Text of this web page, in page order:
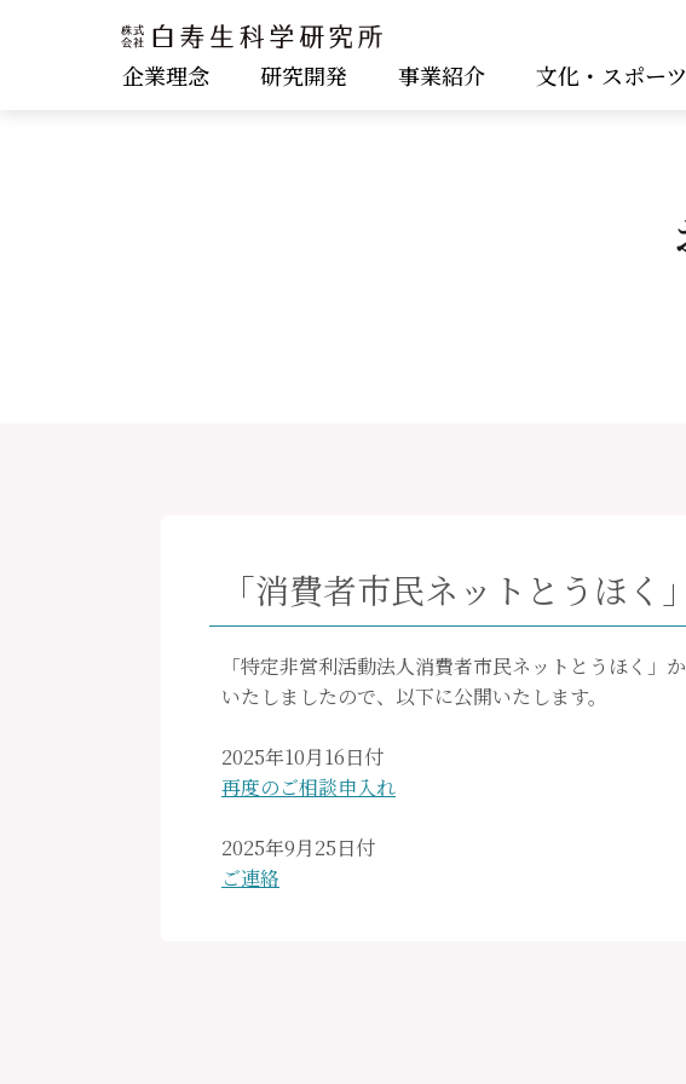
企業理念 研究開発 事業紹介 文化・スポー
「消費者市民ネットとうほ
「特定非営利活動法人消費者市民ネットとうほく
いたしましたので、以下に公開いたします。
2025年10月16日付
再度のご相談申入れ
2025年9月25日付
ご連絡